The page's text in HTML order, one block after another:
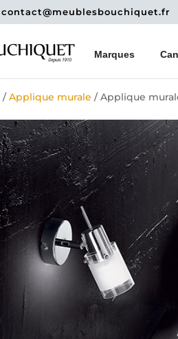
contact@meublesbouchiquet.fr
Marques
/Applique murale / Applique